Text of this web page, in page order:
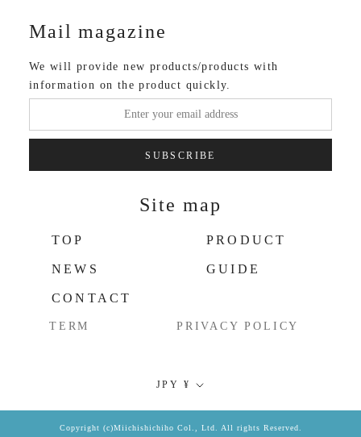
Mail magazine
We will provide new products/products with
information on the product quickly.
SUBSCRIBE
Site map
TOP PRODUCT
NEWS GUIDE
CONTACT
TERM PRIVACY POLICY
Currency
JPY ¥
Copyright (c)Miichishichiho Col., Ltd. All rights Reserved.